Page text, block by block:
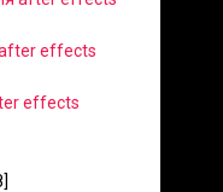
effects
effects